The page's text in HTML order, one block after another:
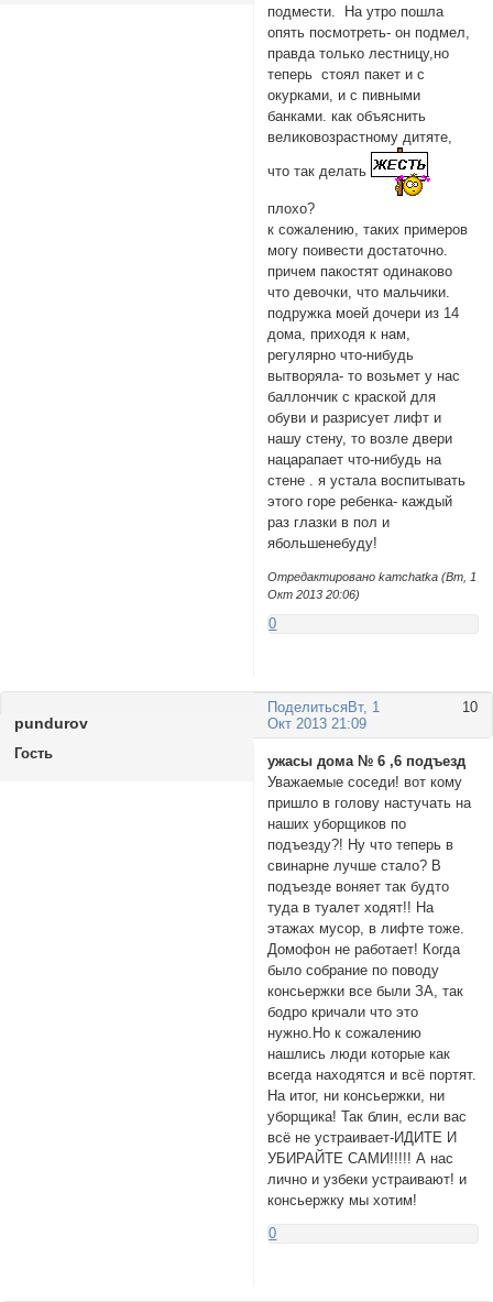
подмести. На утро пошла
опять посмотреть- он подмел,
правда только лестницу,но
теперь стоял пакет и с
окурками, и с пивными
банками. как объяснить
великовозрастному дитяте,
что так делать
плохо?
к сожалению, таких примеров
могу поивести достаточно.
причем пакостят одинаково
что девочки, что мальчики.
подружка моей дочери из 14
дома, приходя к нам,
регулярно что-нибудь
вытворяла- то возьмет у нас
баллончик с краской для
обуви и разрисует лифт и
нашу стену, то возле двери
нацарапает что-нибудь на
стене . я устала воспитывать
этого горе ребенка- каждый
раз глазки в пол и
ябольшенебуду!
Отредактировано kamchatka (Вт, 1
Окт 2013 20:06)
0
Поделиться 10
Вт, 1
Окт 2013 21:09
pundurov
Гость
ужасы дома № 6 ,6 подъезд
Уважаемые соседи! вот кому
пришло в голову настучать на
наших уборщиков по
подъезду?! Ну что теперь в
свинарне лучше стало? В
подъезде воняет так будто
туда в туалет ходят!! На
этажах мусор, в лифте тоже.
Домофон не работает! Когда
было собрание по поводу
консьержки все были ЗА, так
бодро кричали что это
нужно.Но к сожалению
нашлись люди которые как
всегда находятся и всё портят.
На итог, ни консьержки, ни
уборщика! Так блин, если вас
всё не устраивает-ИДИТЕ И
УБИРАЙТЕ САМИ!!!!! А нас
лично и узбеки устраивают! и
консьержку мы хотим!
0